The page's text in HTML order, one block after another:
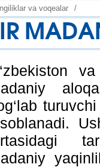
va voqealar /